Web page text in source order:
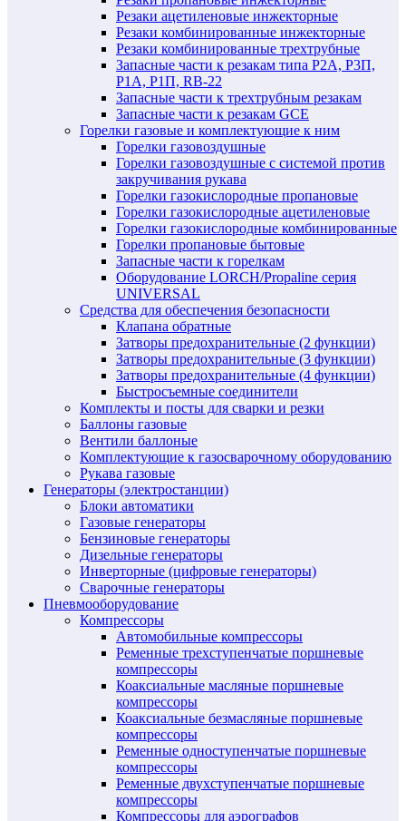
Резаки ацетиленовые инжекторные
Резаки комбинированные инжекторные
Резаки комбинированные трехтрубные
Запасные части к резакам типа Р2А, Р3П,
Р1А, Р1П, RB-22
Запасные части к трехтрубным резакам
Запасные части к резакам GCE
Горелки газовые и комплектующие к ним
Горелки газовоздушные
Горелки газовоздушные с системой против
закручивания рукава
Горелки газокислородные пропановые
Горелки газокислородные ацетиленовые
Горелки газокислородные комбинированные
Горелки пропановые бытовые
Запасные части к горелкам
Оборудование LORCH/Propaline серия
UNIVERSAL
Средства для обеспечения безопасности
Клапана обратные
Затворы предохранительные (2 функции)
Затворы предохранительные (3 функции)
Затворы предохранительные (4 функции)
Быстросъемные соединители
Комплекты и посты для сварки и резки
Баллоны газовые
Вентили баллоные
Комплектующие к газосварочному оборудованию
Рукава газовые
Генераторы (электростанции)
Блоки автоматики
Газовые генераторы
Бензиновые генераторы
Дизельные генераторы
Инверторные (цифровые генераторы)
Сварочные генераторы
Пневмооборудование
Компрессоры
Автомобильные компрессоры
Ременные трехступенчатые поршневые
компрессоры
Коаксиальные масляные поршневые
компрессоры
Коаксиальные безмасляные поршневые
компрессоры
Ременные одноступенчатые поршневые
компрессоры
Ременные двухступенчатые поршневые
компрессоры
Компрессоры для аэрографов